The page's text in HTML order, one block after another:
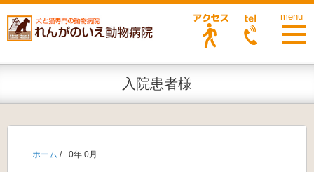
入院患者様
ホーム / 0年 0月